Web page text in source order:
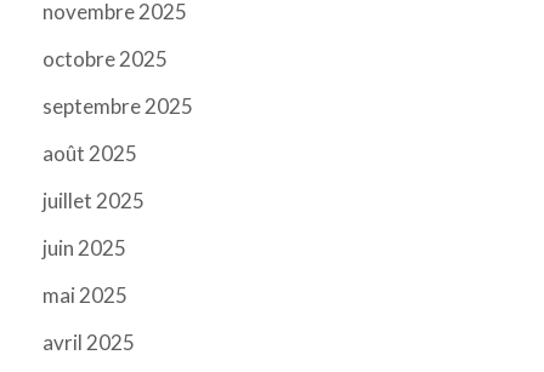
novembre 2025
octobre 2025
septembre 2025
août 2025
juillet 2025
juin 2025
mai 2025
avril 2025